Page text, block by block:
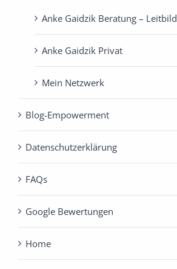
Anke Gaidzik Beratung – Leitbild
Anke Gaidzik Privat
Mein Netzwerk
Blog-Empowerment
Datenschutzerklärung
FAQs
Google Bewertungen
Home